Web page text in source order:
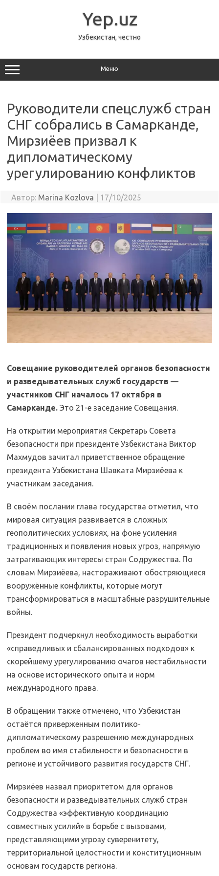
Yep.uz
Узбекистан, честно
Меню
Руководители спецслужб стран
СНГ собрались в Самарканде,
Мирзиёев призвал к
дипломатическому
урегулированию конфликтов
Автор: Marina Kozlova 17/10/2025
Совещание руководителей органов безопасности
и разведывательных служб государств —
участников СНГ началось 17 октября в
Самарканде. Это 21-е заседание Совещания.
На открытии мероприятия Секретарь Совета
безопасности при президенте Узбекистана Виктор
Махмудов зачитал приветственное обращение
президента Узбекистана Шавката Мирзиёева к
участникам заседания.
В своём послании глава государства отметил, что
мировая ситуация развивается в сложных
геополитических условиях, на фоне усиления
традиционных и появления новых угроз, напрямую
затрагивающих интересы стран Содружества. По
словам Мирзиёева, настораживают обостряющиеся
вооружённые конфликты, которые могут
трансформироваться в масштабные разрушительные
войны.
Президент подчеркнул необходимость выработки
«справедливых и сбалансированных подходов» к
скорейшему урегулированию очагов нестабильности
на основе исторического опыта и норм
международного права.
В обращении также отмечено, что Узбекистан
остаётся приверженным политико-
дипломатическому разрешению международных
проблем во имя стабильности и безопасности в
регионе и устойчивого развития государств СНГ.
Мирзиёев назвал приоритетом для органов
безопасности и разведывательных служб стран
Содружества «эффективную координацию
совместных усилий» в борьбе с вызовами,
представляющими угрозу суверенитету,
территориальной целостности и конституционным
основам государств региона.